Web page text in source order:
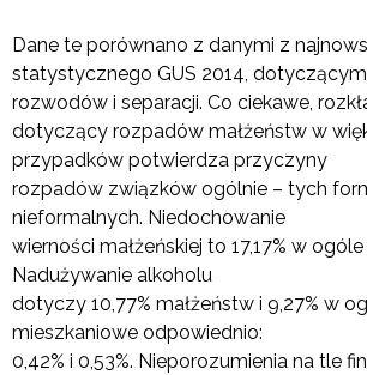
Dane te porównano z danymi z
statystycznego GUS 2014,
rozwodów i separacji. Co ciekawe,
dotyczący rozpadów małżeństw w
przypadków potwierdza przyczyny
rozpadów związków ogólnie – tych
nieformalnych. Niedochowanie
wierności małżeńskiej to 17,17% w
Nadużywanie alkoholu
dotyczy 10,77% małżeństw i 9,27% w
mieszkaniowe odpowiednio:
0,42% i 0,53%. Nieporozumienia na tle